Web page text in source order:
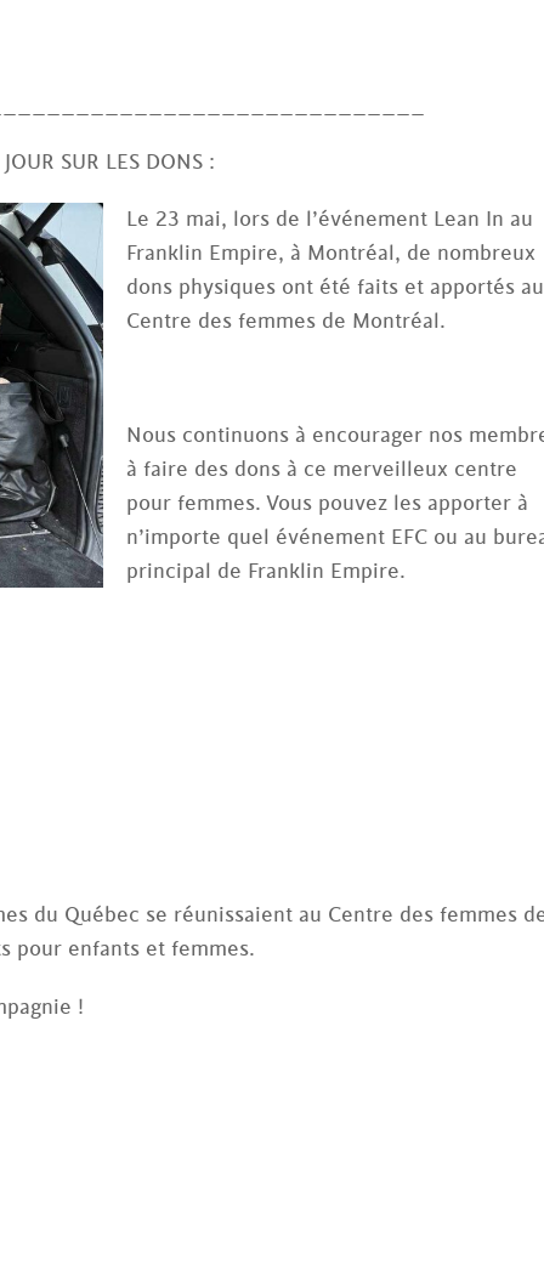
SUR LES DONS :
Le 23 mai, lors de l’événement Lean In au
Franklin Empire, à Montréal, de nombreux
dons physiques ont été faits et apportés au
Centre des femmes de Montréal.
Nous continuons à encourager nos
à faire des dons à ce merveilleux centre
pour femmes. Vous pouvez les apporter à
n’importe quel événement EFC ou au
principal de Franklin Empire.
du Québec se réunissaient au Centre des femmes
pour enfants et femmes.
!